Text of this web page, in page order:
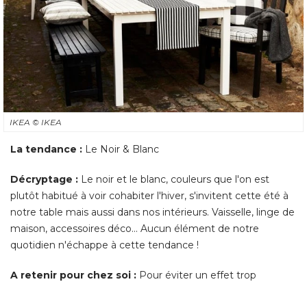
IKEA © IKEA
La tendance : Le Noir & Blanc
Décryptage : Le noir et le blanc, couleurs que l'on est
plutôt habitué à voir cohabiter l'hiver, s'invitent cette été à
notre table mais aussi dans nos intérieurs. Vaisselle, linge de
maison, accessoires déco... Aucun élément de notre
quotidien n'échappe à cette tendance !
A retenir pour chez soi : Pour éviter un effet trop